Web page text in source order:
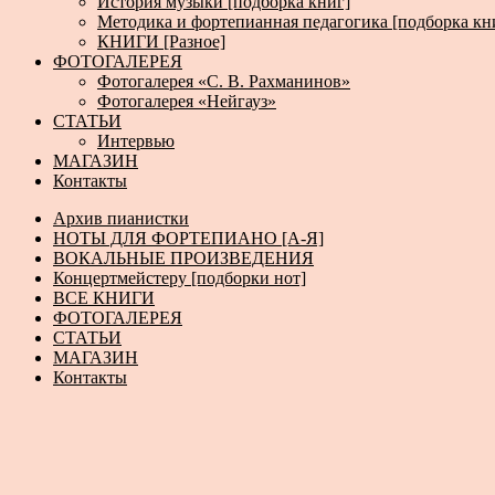
Методика и фортепианная педагогика [подборка
КНИГИ [Разное]
ФОТОГАЛЕРЕЯ
Фотогалерея «С. В. Рахманинов»
Фотогалерея «Нейгауз»
СТАТЬИ
Интервью
МАГАЗИН
Контакты
Архив пианистки
НОТЫ ДЛЯ ФОРТЕПИАНО [А-Я]
ВОКАЛЬНЫЕ ПРОИЗВЕДЕНИЯ
Концертмейстеру [подборки нот]
ВСЕ КНИГИ
ФОТОГАЛЕРЕЯ
СТАТЬИ
МАГАЗИН
Контакты